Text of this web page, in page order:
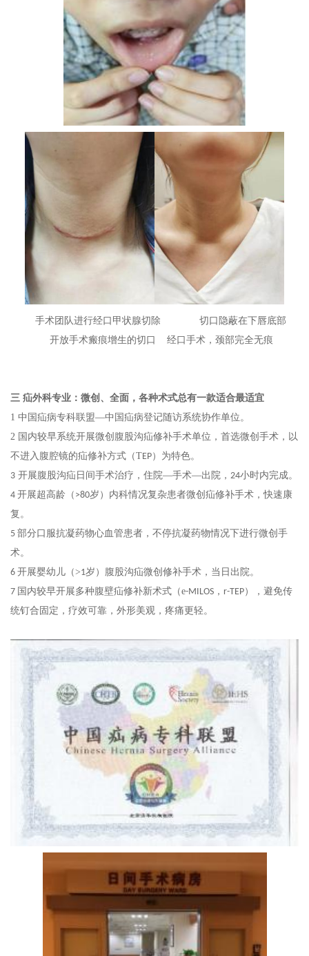
手术团队进行经口甲状腺切除 切口隐蔽在下唇底部
开放手术瘢痕增生的切口 经口手术，颈部完全无痕
三 疝外科专业 ： 微创、全面，各种术式总有一款适合最适宜
1 中国疝病专科联盟—中国疝病登记随访系统协作单位 。
2 国内较早系统开展微创腹股沟疝修补手术单位，首选微创手术，以
不进入腹腔镜的疝修补方式（TEP）为特色。
3 开展腹股沟疝日间手术治疗，住院—手术—出院， 24小时内完成。
4 开展超高龄（ >80岁）内科情况复杂患者微创疝修补手术，快速康
复 。
5 部分口服抗凝药物心血管患者，不停抗凝药物情况下进行微创手
术。
6 开展婴幼儿（>1岁）腹股沟疝微创修补手术，当日出院 。
7 国内较早开展多种腹壁疝修补新术式（e-MILOS ， r-TEP），避免传
统钉合固定，疗效可靠，外形美观，疼痛更轻 。